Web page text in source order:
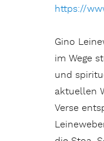
https://
Gino
im Wege
und
aktuellen
Verse